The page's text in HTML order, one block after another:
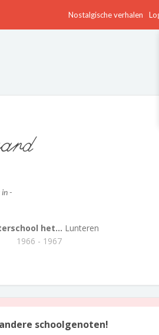
Nostalgische verhalen
-
het... Lunteren
1966 - 1967
schoolgenoten!